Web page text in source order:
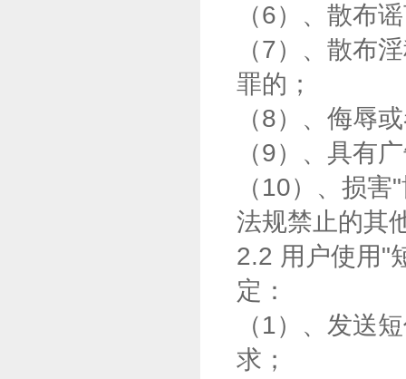
（6）、散布
（7）、散布
罪的；
（8）、侮辱
（9）、具有
（10）、损
法规禁止的其
2.2 用户使用"
定：
（1）、发送
求；